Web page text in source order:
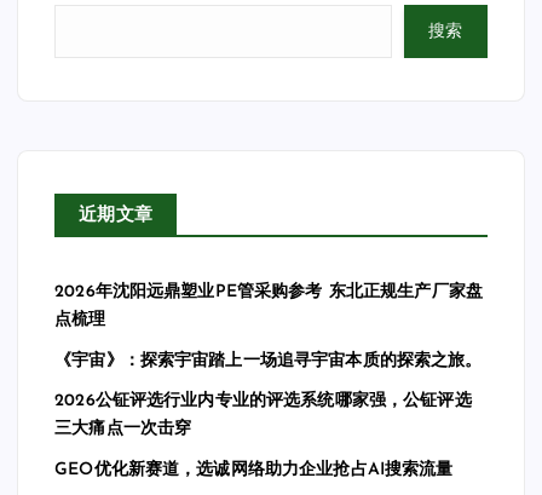
搜索
近期文章
2026年沈阳远鼎塑业PE管采购参考 东北正规生产厂家盘
点梳理
《宇宙》：探索宇宙踏上一场追寻宇宙本质的探索之旅。
2026公钲评选行业内专业的评选系统哪家强，公钲评选
三大痛点一次击穿
GEO优化新赛道，选诚网络助力企业抢占AI搜索流量